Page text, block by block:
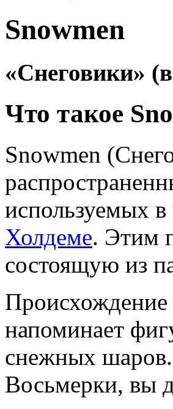
Snowmen
«Снеговики»
Что такое
Snowmen
используемых
Холдеме. Этим
состоящую из
Происхождение
напоминает
снежных шаров.
Восьмерки, вы